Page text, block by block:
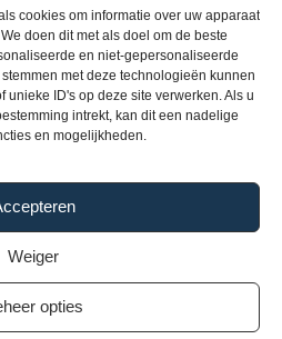
cookies om informatie over uw apparaat
doen dit met als doel om de beste
en niet-gepersonaliseerde
met deze technologieën kunnen
ID's op deze site verwerken. Als u
intrekt, kan dit een nadelige
en mogelijkheden.
Weiger
opties